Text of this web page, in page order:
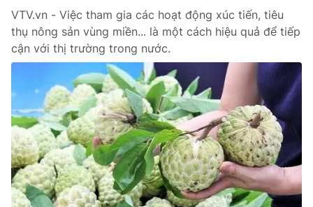
Hậu trường
Nhân vật
Khán giả
Giải sao mai
Giải trí
Điện ảnh
Sao
Đời sống
Làm đẹp
Chất lượng cuộc sống
Giáo dục
Tuyển sinh
Học trực tuyến
Công nghệ
Hitech Công nghệ tương lai
Sản phẩm
Giao lưu trực tuyến
VTV.vn - Việc tham gia các hoạt động xúc tiến, tiêu
thụ nông sản vùng miền... là một cách hiệu quả để tiếp
cận với thị trường trong nước.